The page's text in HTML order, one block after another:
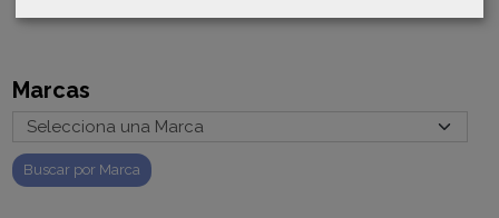
Marcas